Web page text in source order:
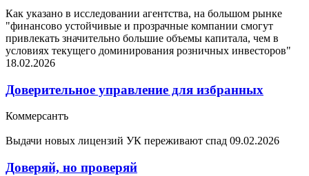
Как указано в исследовании агентства, на большом рынке
"финансово устойчивые и прозрачные компании смогут
привлекать значительно большие объемы капитала, чем в
условиях текущего доминирования розничных инвесторов"
18.02.2026
Доверительное управление для избранных
Коммерсантъ
Выдачи новых лицензий УК переживают спад 09.02.2026
Доверяй, но проверяй